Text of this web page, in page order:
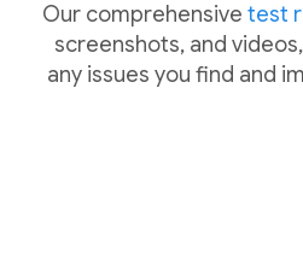
Our comprehensive test
screenshots, and
any issues you find and